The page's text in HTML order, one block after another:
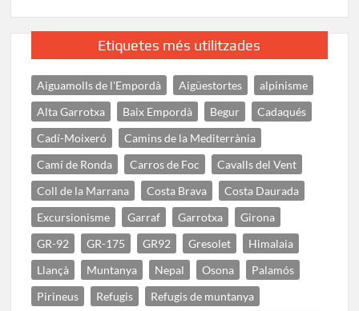
Etiquetes més utilitzades
Aiguamolls de l'Empordà Aigüestortes
alpinisme
Alta Garrotxa
Baix Empordà Begur
Cadaqués
Cadí-Moixeró
Camins de la Mediterrània
Camí de Ronda
Carros de Foc
Cavalls del Vent
Coll de la Marrana
Costa Brava
Costa Daurada
Excursionisme
Garraf Garrotxa
Girona
GR-92
GR-175 GR92 Gresolet
Himalaia
Llançà
Muntanya Nepal Osona
Palamós
Pirineus
Refugis
Refugis de muntanya